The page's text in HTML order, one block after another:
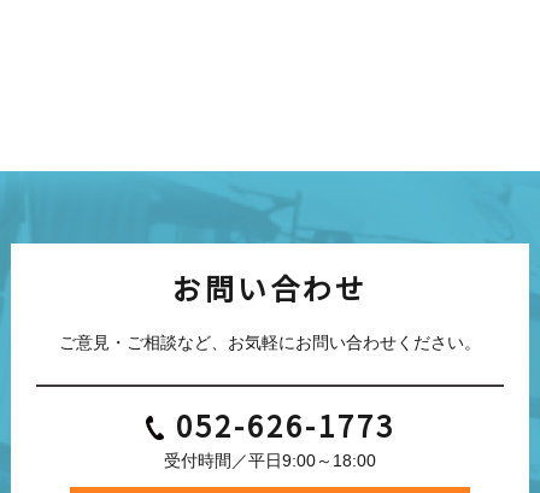
お問い合わせ
ご意見・ご相談など、お気軽にお問い合わせください。
052-626-1773
受付時間／平日9:00～18:00